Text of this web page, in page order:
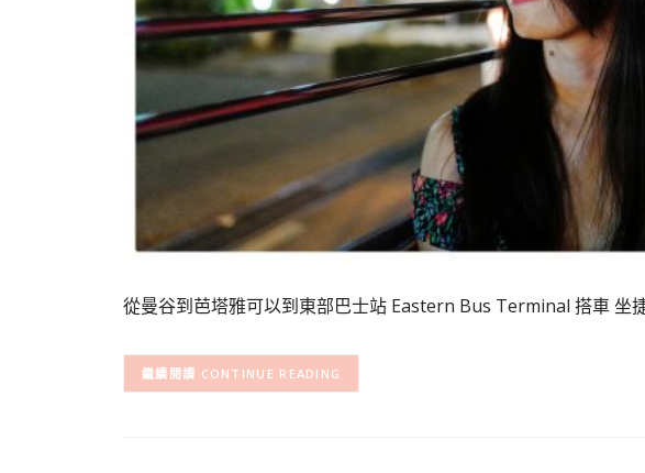
從曼谷到芭塔雅可以到東部巴士站 Eastern Bus Terminal 搭車 坐
CONTINUE READING